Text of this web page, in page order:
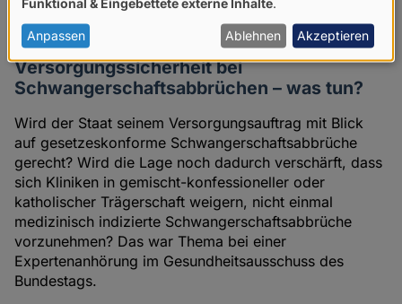
Versorgungssicherheit bei
Schwangerschaftsabbrüchen – was tun?
Wird der Staat seinem Versorgungsauftrag mit Blick
auf gesetzeskonforme Schwangerschaftsabbrüche
gerecht? Wird die Lage noch dadurch verschärft, dass
sich Kliniken in gemischt-konfessioneller oder
katholischer Trägerschaft weigern, nicht einmal
medizinisch indizierte Schwangerschaftsabbrüche
vorzunehmen? Das war Thema bei einer
Expertenanhörung im Gesundheitsausschuss des
Bundestags.
von
personenbezogenen
Daten
und
Cookies
Anpassen Ablehnen Akzeptieren